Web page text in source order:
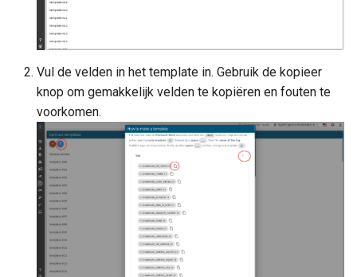
Vul de velden in het template in. Gebruik de kopieer
knop om gemakkelijk velden te kopiëren en fouten te
voorkomen.